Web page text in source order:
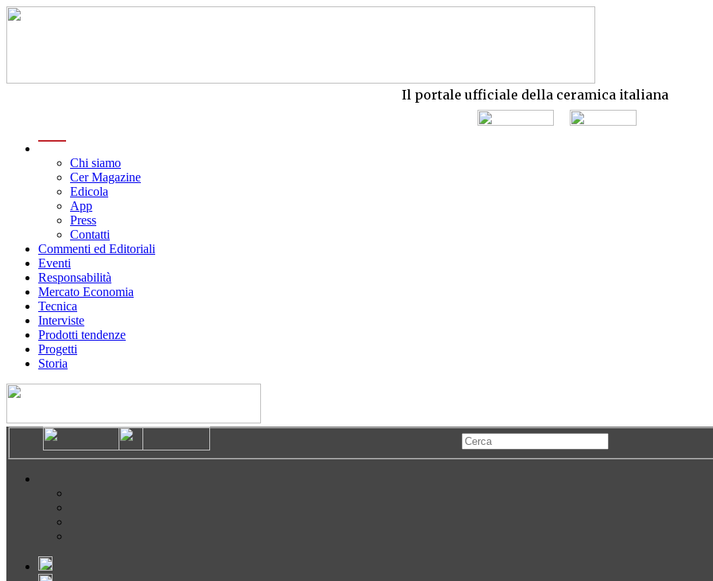
Il portale ufficiale della ceramica italiana
Chi siamo
Cer Magazine
Edicola
App
Press
Contatti
Commenti ed Editoriali
Eventi
Responsabilità
Mercato Economia
Tecnica
Interviste
Prodotti tendenze
Progetti
Storia